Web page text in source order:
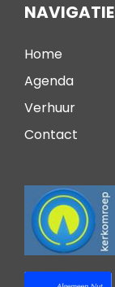
NAVIGATIE
Home
Agenda
Verhuur
Contact